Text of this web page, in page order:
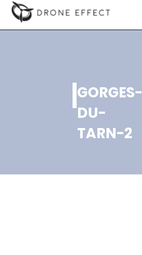
GORGES-
DU-
TARN-2